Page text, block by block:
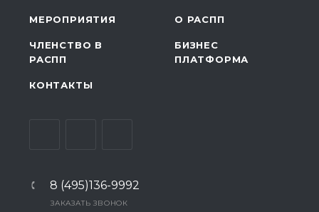
МЕРОПРИЯТИЯ О РАСПП
ЧЛЕНСТВО В
РАСПП
БИЗНЕС
ПЛАТФОРМА
КОНТАКТЫ
8 (495)136-9992
ЗАКАЗАТЬ ЗВОНОК